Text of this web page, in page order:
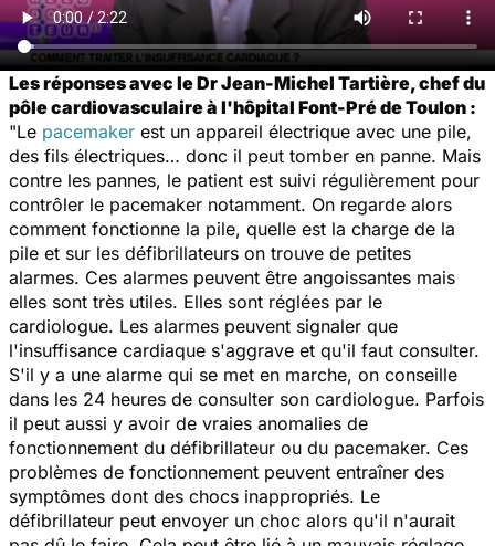
Les réponses avec le Dr Jean-Michel Tartière, chef du
pôle cardiovasculaire à l'hôpital Font-Pré de Toulon :
"Le pacemaker est un appareil électrique avec une pile,
des fils électriques… donc il peut tomber en panne. Mais
contre les pannes, le patient est suivi régulièrement pour
contrôler le pacemaker notamment. On regarde alors
comment fonctionne la pile, quelle est la charge de la
pile et sur les défibrillateurs on trouve de petites
alarmes. Ces alarmes peuvent être angoissantes mais
elles sont très utiles. Elles sont réglées par le
cardiologue. Les alarmes peuvent signaler que
l'insuffisance cardiaque s'aggrave et qu'il faut consulter.
S'il y a une alarme qui se met en marche, on conseille
dans les 24 heures de consulter son cardiologue. Parfois
il peut aussi y avoir de vraies anomalies de
fonctionnement du défibrillateur ou du pacemaker. Ces
problèmes de fonctionnement peuvent entraîner des
symptômes dont des chocs inappropriés. Le
défibrillateur peut envoyer un choc alors qu'il n'aurait